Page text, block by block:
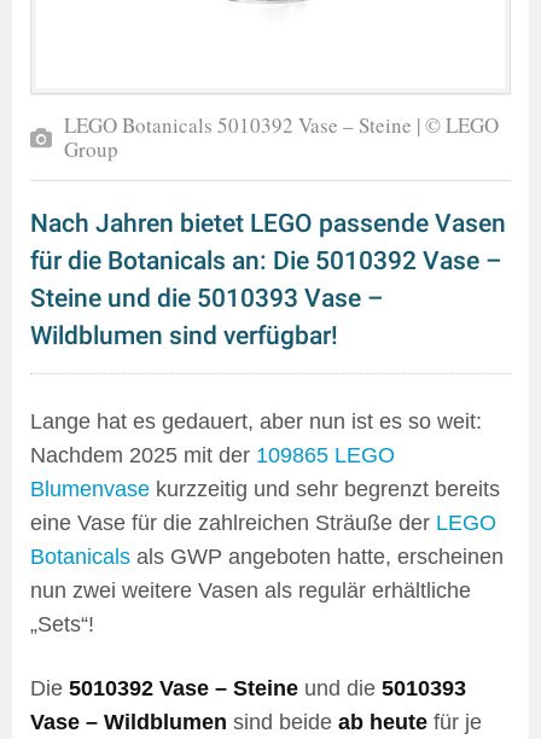
LEGO Botanicals 5010392 Vase – Steine | © LEGO
Group
Nach Jahren bietet LEGO passende Vasen
für die Botanicals an: Die 5010392 Vase –
Steine und die 5010393 Vase –
Wildblumen sind verfügbar!
Lange hat es gedauert, aber nun ist es so weit:
Nachdem 2025 mit der 109865 LEGO
Blumenvase kurzzeitig und sehr begrenzt bereits
eine Vase für die zahlreichen Sträuße der LEGO
Botanicals als GWP angeboten hatte, erscheinen
nun zwei weitere Vasen als regulär erhältliche
„Sets“!
Die 5010392 Vase – Steine und die 5010393
Vase – Wildblumen sind beide ab heute für je